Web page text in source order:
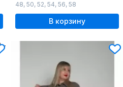
48, 50, 52, 54, 56, 58
В корзину